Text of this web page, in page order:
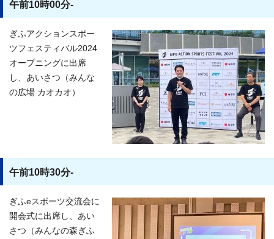
午前10時00分-
ぎふアクションスポー
ツフェスティバル2024
オープニングに出席
し、あいさつ（みんな
の広場 カオカオ）
午前10時30分-
ぎふeスポーツ交流会に
開会式に出席し、あい
さつ（みんなの森ぎふ